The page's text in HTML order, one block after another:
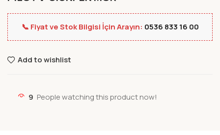
📞 Fiyat ve Stok Bilgisi İçin Arayın: 0536 833 16 00
Add to wishlist
9 People watching this product now!